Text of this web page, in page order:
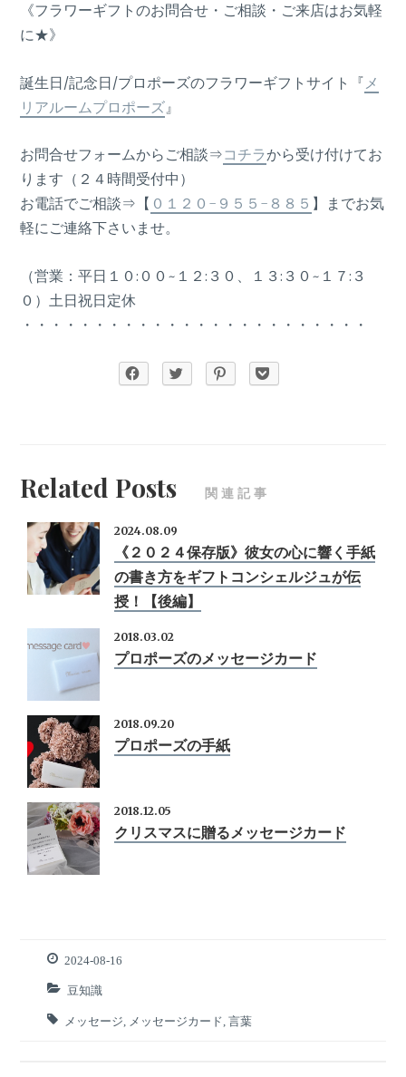
《フラワーギフトのお問合せ・ご相談・ご来店はお気軽
に★》
誕生日/記念日/プロポーズのフラワーギフトサイト『 メ
リアルームプロポーズ 』
お問合せフォームからご相談⇒コチラから受け付けてお
ります（２４時間受付中）
お電話でご相談⇒【 ０１２０-９５５-８８５ 】までお気
軽にご連絡下さいませ。
（営業：平日１０:００~１２:３０、１３:３０~１７:３
０）土日祝日定休
・・・・・・・・・・・・・・・・・・・・・・・・
Related Posts 関連記事
2024.08.09
《２０２４保存版》彼女の心に響く手紙
の書き方をギフトコンシェルジュが伝
授！【後編】
2018.03.02
プロポーズのメッセージカード
2018.09.20
プロポーズの手紙
2018.12.05
クリスマスに贈るメッセージカード
2024-08-16
豆知識
メッセージ メッセージカード ,言葉